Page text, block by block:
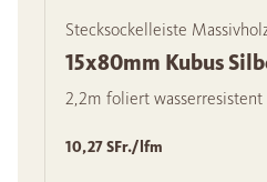
Stecksockelleiste
15x80mm Kubus
2,2m foliert wasserresistent
10,27 SFr./lfm